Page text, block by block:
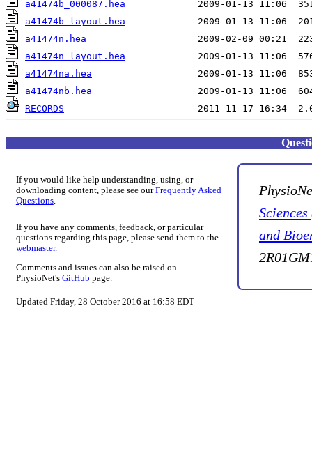
a41474b_000087.hea
a41474b_layout.hea
a41474n.hea
a41474n_layout.hea
a41474na.hea
a41474nb.hea
RECORDS
If you would like help understanding, using, or
downloading content, please see ourFrequently Asked
Questions.
If you have any comments, feedback, or particular
questions regarding this page, please send them to the
webmaster.
Comments and issues can also be raised on
PhysioNet's GitHub page.
Updated Friday, 28 October 2016 at 16:58 EDT
and